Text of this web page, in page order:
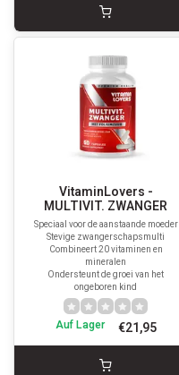
VitaminLovers -
MULTIVIT. ZWANGER
Speciaal voor de aanstaande moeder
Stevige zwangerschapsmulti
Combineert 20 vitaminen en
mineralen
Ondersteunt de groei van het
ongeboren kind
€21,95
Auf Lager